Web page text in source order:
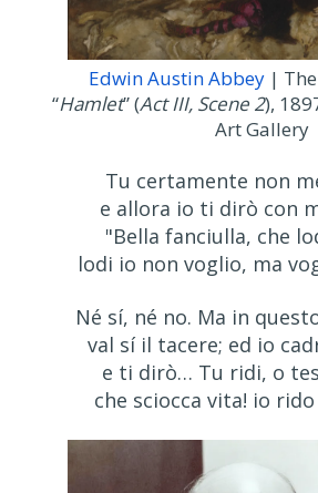
Edwin Austin Abbey |
“Hamlet” (Act III, Scene 2),
Art Gallery
Tu certamente non
e allora io ti dirò con
"Bella fanciulla, che
lodi io non voglio, ma
Né sí, né no. Ma in
val sí il tacere; ed io
e ti dirò… Tu ridi, o
che sciocca vita! io